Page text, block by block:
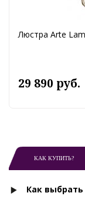
Люстра Arte
29 890 руб.
КАК КУПИТЬ?
Как